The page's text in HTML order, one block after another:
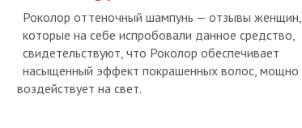
Роколор оттеночный шампунь — отзывы женщин,
которые на себе испробовали данное средство,
свидетельствуют, что Роколор обеспечивает
насыщенный эффект покрашенных волос, мощно
воздействует на свет.